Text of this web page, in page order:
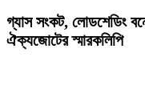
গ্যাস সংকট, লোডশেডিং
ঐক্যজোটের স্মারকলিপি